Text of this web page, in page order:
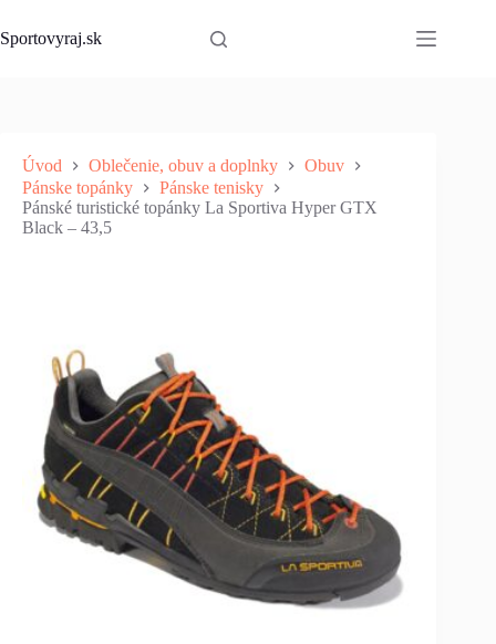
to
content
Sportovyraj.sk
Úvod Oblečenie, obuv a doplnky
Obuv
Pánske topánky
Pánske tenisky
Pánské turistické topánky La Sportiva Hyper GTX
Black – 43,5